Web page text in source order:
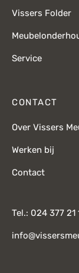
Vissers Folder
Service
CONTACT
Over Vissers
Werken bij
Contact
Tel.: 024 377 21